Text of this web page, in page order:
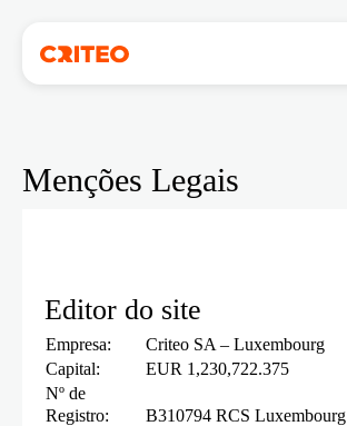
Menções Legais
Editor do site
Empresa:
Criteo SA – Luxembourg
Capital:
EUR 1,230,722.375
Nº de
Registro:
B310794 RCS Luxembourg